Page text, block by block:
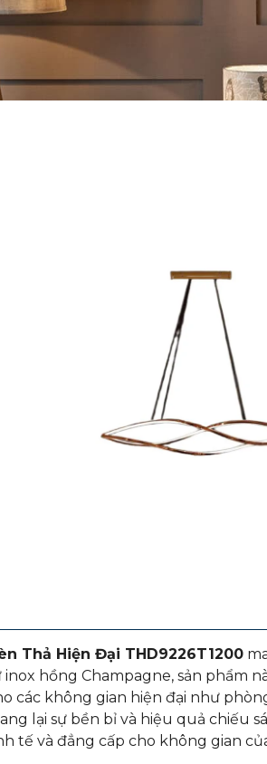
Thả Hiện Đại THD9226T1200
inox hồng Champagne, sản phẩm
các không gian hiện đại như
lại sự bền bỉ và hiệu quả chiếu
tế và đẳng cấp cho không gian